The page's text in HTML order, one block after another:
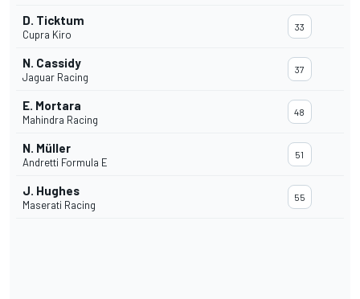
D. Ticktum
Cupra Kiro
33
N. Cassidy
Jaguar Racing
37
E. Mortara
Mahindra Racing
48
N. Müller
Andretti Formula E
51
J. Hughes
Maserati Racing
55